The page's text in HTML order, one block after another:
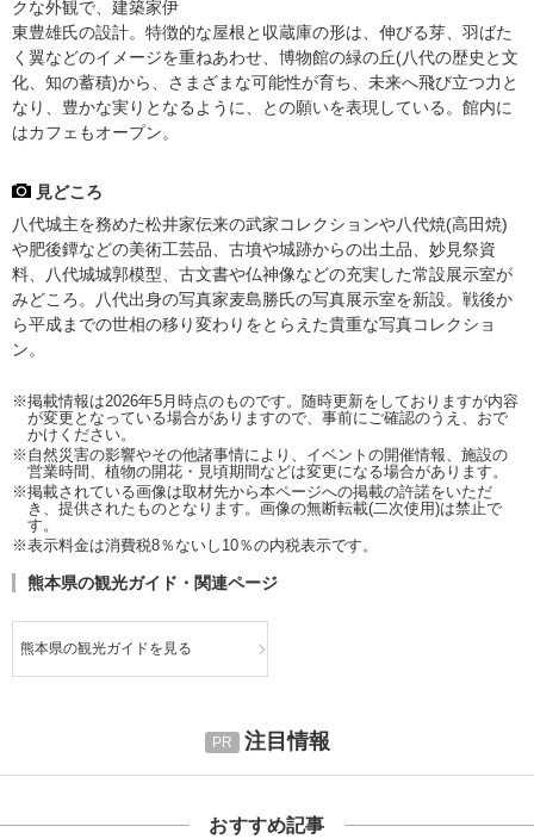
クな外観で、建築家伊
東豊雄氏の設計。特徴的な屋根と収蔵庫の形は、伸びる芽、羽ばた
く翼などのイメージを重ねあわせ、博物館の緑の丘(八代の歴史と文
化、知の蓄積)から、さまざまな可能性が育ち、未来へ飛び立つ力と
なり、豊かな実りとなるように、との願いを表現している。館内に
はカフェもオープン。
見どころ
八代城主を務めた松井家伝来の武家コレクションや八代焼(高田焼)
や肥後鐔などの美術工芸品、古墳や城跡からの出土品、妙見祭資
料、八代城城郭模型、古文書や仏神像などの充実した常設展示室が
みどころ。八代出身の写真家麦島勝氏の写真展示室を新設。戦後か
ら平成までの世相の移り変わりをとらえた貴重な写真コレクショ
ン。
※掲載情報は2026年5月時点のものです。随時更新をしておりますが内容
が変更となっている場合がありますので、事前にご確認のうえ、おで
かけください。
※自然災害の影響やその他諸事情により、イベントの開催情報、施設の
営業時間、植物の開花・見頃期間などは変更になる場合があります。
※掲載されている画像は取材先から本ページへの掲載の許諾をいただ
き、提供されたものとなります。画像の無断転載(二次使用)は禁止で
す。
※表示料金は消費税8％ないし10％の内税表示です。
熊本県の観光ガイド・関連ページ
熊本県の観光ガイドを見る
注目情報
おすすめ記事